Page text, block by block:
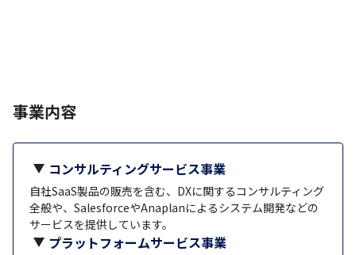
事業内容
コンサルティングサービス事業
自社SaaS製品の販売を含む、DXに関するコンサルティング
全般や、SalesforceやAnaplanによるシステム開発などの
サービスを提供しています。
プラットフォームサービス事業